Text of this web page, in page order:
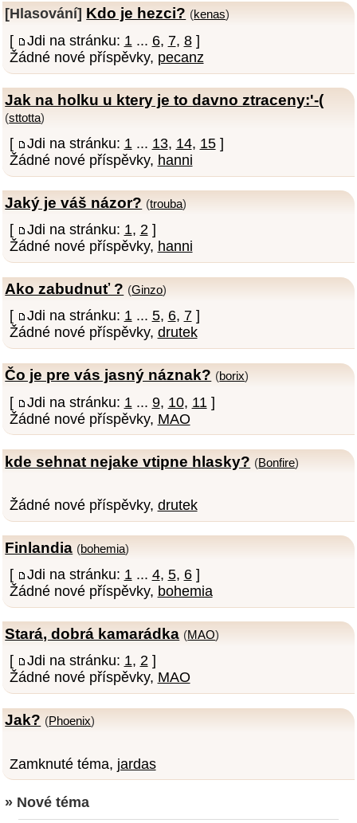
[Hlasování] Kdo je hezci? (kenas)
[ Jdi na stránku: 1 ... 6, 7, 8]
Žádné nové příspěvky, pecanz
Jak na holku u ktery je to davno ztraceny:'-(
(sttotta)
[ Jdi na stránku: 1 ... 13, 14, 15]
Žádné nové příspěvky, hanni
Jaký je váš názor? (trouba)
[ Jdi na stránku: 1, 2]
Žádné nové příspěvky, hanni
Ako zabudnuť ? (Ginzo)
[ Jdi na stránku: 1... 5, 6, 7]
Žádné nové příspěvky, drutek
Čo je pre vás jasný náznak? (borix)
[ Jdi na stránku: 1 ... 9, 10, 11 ]
Žádné nové příspěvky, MAO
kde sehnat nejake vtipne hlasky? (Bonfire)
Žádné nové příspěvky, drutek
Finlandia (bohemia)
[ Jdi na stránku: 1... 4, 5, 6]
Žádné nové příspěvky, bohemia
Stará, dobrá kamarádka (MAO)
[ Jdi na stránku: 1, 2]
Žádné nové příspěvky, MAO
Jak? (Phoenix)
Zamknuté téma, jardas
» Nové téma